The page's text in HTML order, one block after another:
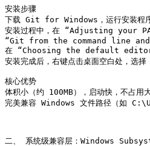
安装步骤
下载 Git for Windows，运行安装程序
安装过程中，在 “Adjusting your
“Git from the command line
在 “Choosing the default
安装完成后，右键点击桌面空白处，
核心优势
体积小（约 100MB），启动快，不占用
完美兼容 Windows 文件路径（如
二、 系统级兼容层：Windows